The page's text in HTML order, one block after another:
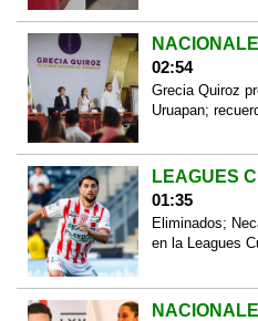
02:54
Grecia Quiroz
Uruapan;
LEAGUES
01:35
Eliminados;
en la Leagues